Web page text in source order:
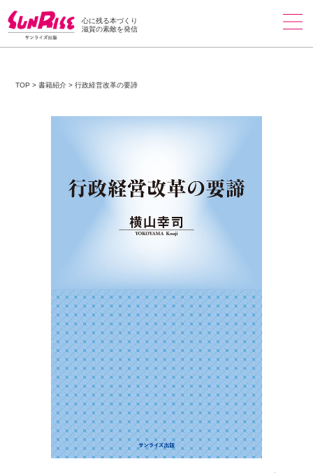
心に残る本づくり
滋賀の素敵を発信
TOP >書籍紹介 >行政経営改革の要諦